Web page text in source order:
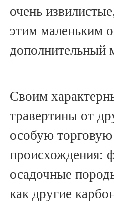
очень
этим маленьким
дополнительный
Своим
травертины от
особую
происхождения:
осадочные
как другие